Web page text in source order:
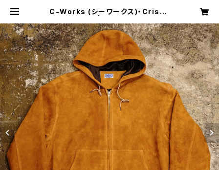
C-Works (シーワークス)・Crispy
ing